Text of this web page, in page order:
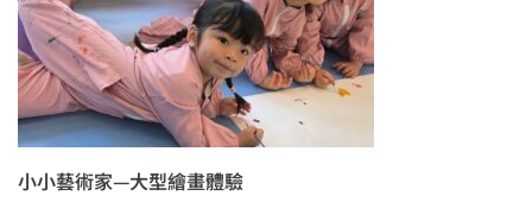
小小藝術家—大型繪畫體驗